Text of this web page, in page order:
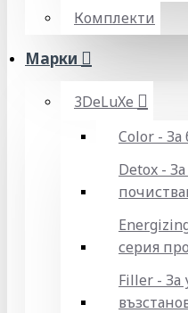
Комплекти
Марки
3DeLuXe
Color - За
Detox -
серия
Filler - За